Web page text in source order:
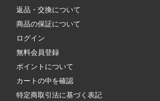
返品・交換について
商品の保証について
ログイン
無料会員登録
ポイントについて
カートの中を確認
特定商取引法に基づく表記